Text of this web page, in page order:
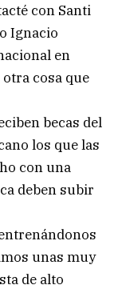
con Santi
Ignacio
en
cosa que
becas del
los que las
con una
deben subir
unas muy
de alto